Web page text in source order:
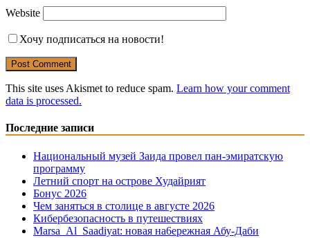
Website
Хочу подписаться на новости!
This site uses Akismet to reduce spam. Learn how your comment
data is processed.
Последние записи
Национальный музей Заида провел пан-эмиратскую
программу
Летний спорт на острове Худайрият
Бонус 2026
Чем заняться в столице в августе 2026
Кибербезопасность в путешествиях
Marsa Al Saadiyat: новая на6ережная Абу-Даби